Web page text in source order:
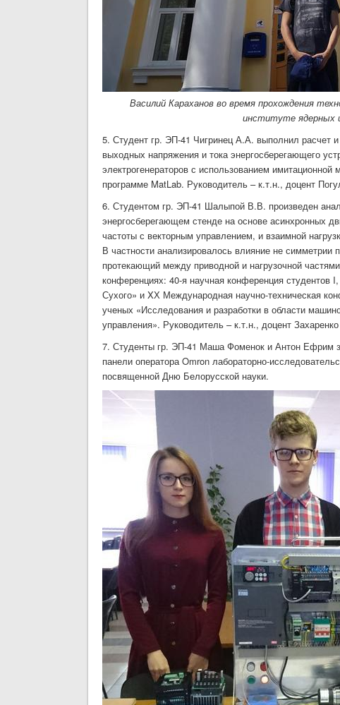
Василий Караханов во время прохождения
институте ядерных
5. Студент гр. ЭП-41 Чигринец А.А. выполнил расчет
выходных напряжения и тока энергосберегающего
электрогенераторов с использованием
программе MatLab. Руководитель – к.т.н., доцент
6. Студентом гр. ЭП-41 Шалыпой В.В. произведен
энергосберегающем стенде на основе асинхронных
частоты с векторным управлением, и взаимной
В частности анализировалось влияние не симметрии
протекающий между приводной и нагрузочной
конференциях: 40-я научная конференция
Сухого» и XХ Международная научно-техническая
ученых «Исследования и разработки в области
управления». Руководитель – к.т.н., доцент
7. Студенты гр. ЭП-41 Маша Фоменок и Антон Ефрим
панели оператора Omron лабораторно-
посвященной Дню Белорусской науки.